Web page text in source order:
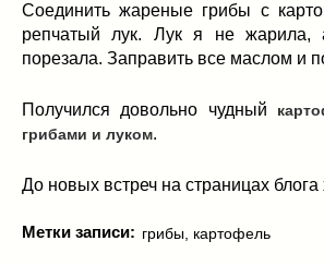
Соединить жареные грибы с
репчатый лук. Лук я не жарила,
порезала. Заправить все маслом и
Получился довольно чудный
грибами и луком.
До новых встреч на страницах
Метки записи: грибы картофель